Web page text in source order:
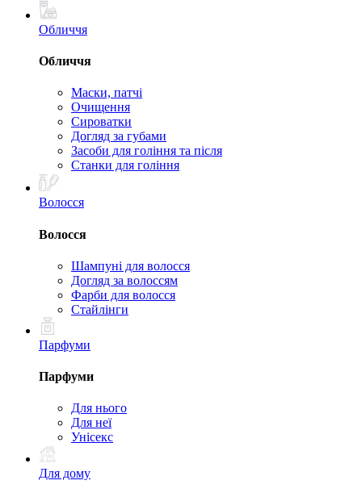
Обличчя
Обличчя
Маски, патчі
Очищення
Сироватки
Догляд за губами
Засоби для гоління та після
Станки для гоління
Волосся
Волосся
Шампуні для волосся
Догляд за волоссям
Фарби для волосся
Стайлінги
Парфуми
Парфуми
Для нього
Для неї
Унісекс
Для дому